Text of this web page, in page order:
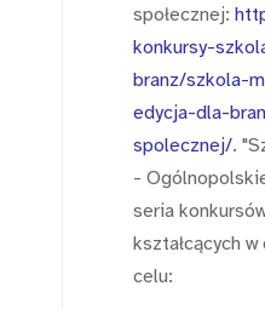
społecznej:
konkursy-
branz/szkola-
edycja-dla-
spolecznej/.
-
seria
kształcących
celu: